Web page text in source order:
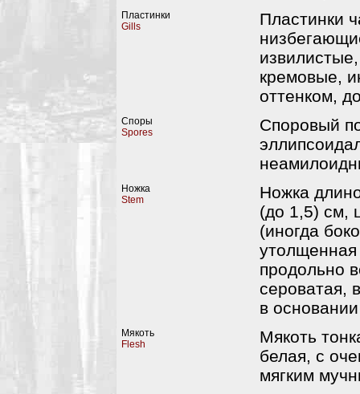
Пластинки
Gills
Пластинки
кремовые,
оттенком,
Споры
Spores
Споровый
Ножка
Stem
Ножка
(до 1,5) см,
(иногда
утолщенная
продольно
сероватая,
в
Мякоть
Flesh
Мякоть
белая, с
мягким